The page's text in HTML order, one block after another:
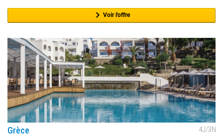
Voir l'offre
Grèce 4J/3N